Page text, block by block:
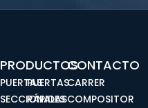
PRODUCTOS
PUERTAS
SECCIONALES
PUERTAS
RÁPIDAS
CONTACTO
CARRER
COMPOSITOR